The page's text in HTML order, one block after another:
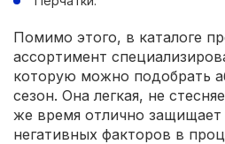
Помимо этого, в каталоге
ассортимент
которую можно подобрать
сезон. Она легкая, не
же время отлично защищает
негативных факторов в